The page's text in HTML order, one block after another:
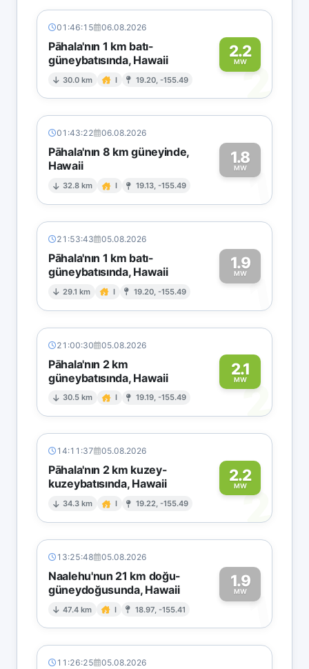
01:46:15 06.08.2026
Pāhala'nın 1 km batı-
güneybatısında, Hawaii
30.0 km I 19.20, -155.49
2.2
MW2
01:43:22 06.08.2026
Pāhala'nın 8 km güneyinde,
Hawaii
32.8 km I 19.13, -155.49
1.8
MW1
21:53:43 05.08.2026
Pāhala'nın 1 km batı-
güneybatısında, Hawaii
29.1 km I 19.20, -155.49
1.9
MW1
21:00:30 05.08.2026
Pāhala'nın 2 km
güneybatısında, Hawaii
30.5 km I 19.19, -155.49
2.1
MW2
14:11:37 05.08.2026
Pāhala'nın 2 km kuzey-
kuzeybatısında, Hawaii
34.3 km I 19.22, -155.49
2.2
MW2
13:25:48 05.08.2026
Naalehu'nun 21 km doğu-
güneydoğusunda, Hawaii
47.4 km I 18.97, -155.41
1.9
MW1
11:26:25 05.08.2026